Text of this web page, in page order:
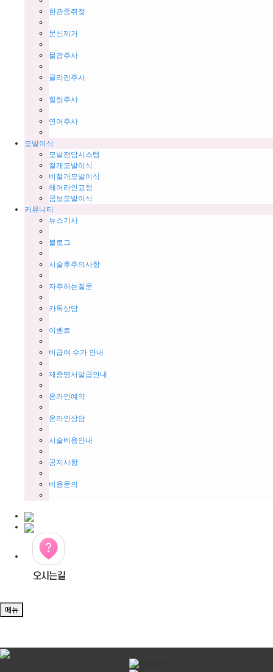
한관종쥐젖
문신제거
물광주사
콜라겐주사
힐링주사
연어주사
모발이식
모발전담시스템
절개모발이식
비절개모발이식
헤어라인교정
콤보모발이식
커뮤니티
뉴스기사
블로그
시술후주의사항
자주하는질문
카톡상담
이벤트
비급여 수가 안내
제증명서발급안내
온라인예약
온라인상담
시술비용안내
공지사항
비용문의
메뉴